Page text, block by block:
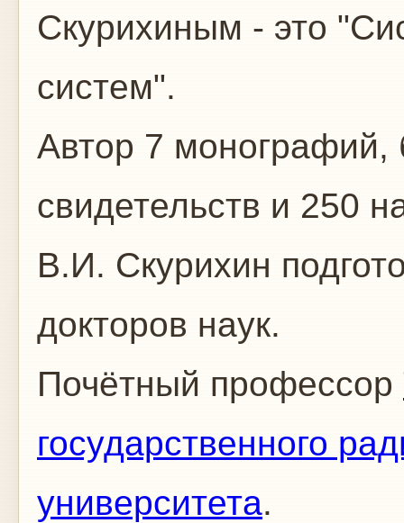
Скурихиным - это
систем".
Автор 7 монографий,
свидетельств и 250
В.И. Скурихин
докторов наук.
Почётный профессор
государственного
университета.